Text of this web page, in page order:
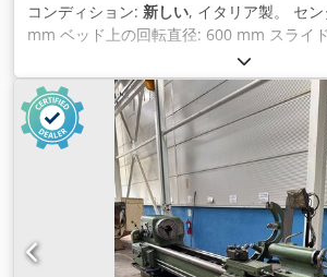
コンディション: 新しい, イタリア製。 セ
mm ベッド上の回転直径: 600 mm スライ
センター幅: 1,500 mm ベッド幅: 400 mm
mm 主軸端：カムロック8 主軸回転数(12)
ター出力: 9.2 kW (特別装備 / 標準: 7.5 kW)
0.028 - 6.43 mm/rev X軸送り速度: (93)
ねじ、メートル: (54) 0.5 - 224 mm ネジ山
(55) 72 - 1/8 TPI Chedpfxsd Nk Nce Ac
ー: (54) 0.5 - 112 mm ねじ、直径ピッチ:
ロススライドストローク：340 mm トップ
ク： 150 mm 心押し主軸直径： 85 mm 芯
ク：200 mm 心押台テーパー： MK 5 重量